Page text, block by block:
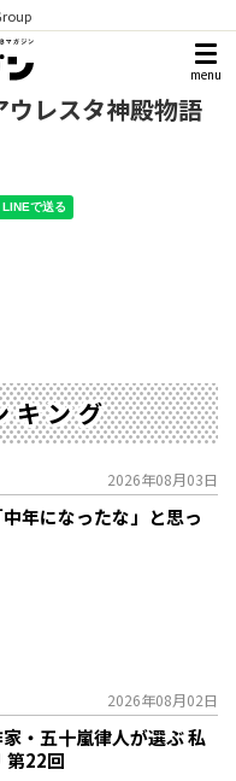
menu
レスタ神殿物語
キング
2026年08月03日
中年になったな」と思っ
2026年08月02日
家・五十嵐律人が選ぶ 私
第22回